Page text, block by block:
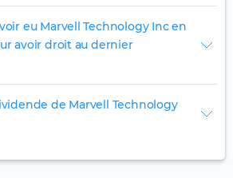
eu Marvell Technology Inc en
avoir droit au dernier
de Marvell Technology